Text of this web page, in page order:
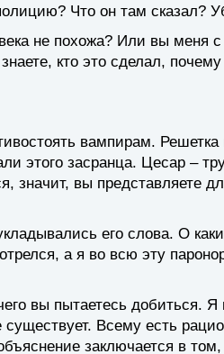
Что он там сказал?
не похожа? Или вы меня
кто это сделал,
вампирам. Решетка
этого засранца. Цесар –
значит, вы представляете
его слова. О
а я во всю эту
вы пытаетесь добиться.
Всему есть
заключается в